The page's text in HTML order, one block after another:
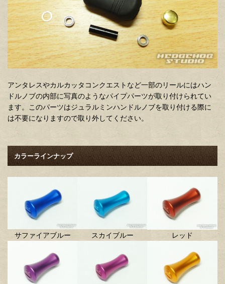
アンタレスやカルカッタコンクエストなど一部のリールにはハン
ドルノブの内部に写真のようなパイプパーツが取り付けられてい
ます。このパーツはジュラルミンハンドルノブを取り付ける際に
は不要になりますので取り外してください。
カラーラインナップ
サファイアブルー スカイブルー レッド